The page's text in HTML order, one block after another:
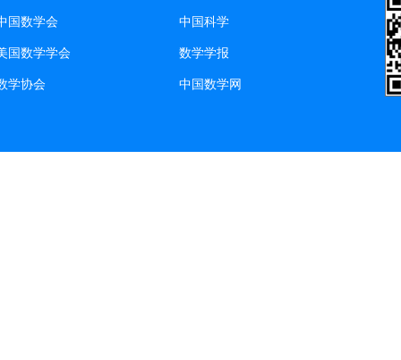
国数学会 中国科学
国数学学会 数学学报
学协会 中国数学网